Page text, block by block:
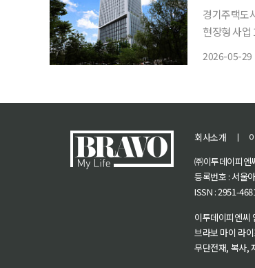
경기주택도
현장형 사업 10건을 발굴
2026-05-29
회사소개 ㅣ
㈜이투데이피엔
등록번호 : 서울
ISSN : 2951-
이투데이피엔씨
브라보 마이 라
무단전재, 복사,